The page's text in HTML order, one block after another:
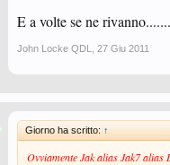
E a volte se ne
John Locke QDL 27 Giu 2011
Giorno ha scritto: ↑
Ovviamente Jak alias Jak7 alias